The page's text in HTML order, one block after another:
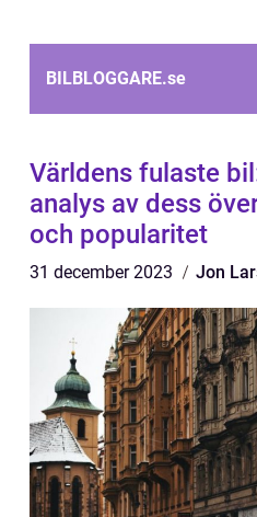
BILBLOGGARE.se
Världens fulaste
analys av dess
och popularitet
31 december 2023 Jon